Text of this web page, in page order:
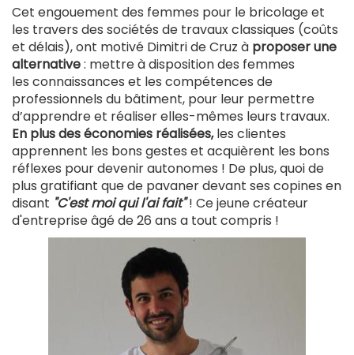
Cet engouement des femmes pour le bricolage et
les travers des sociétés de travaux classiques (coûts
et délais), ont motivé Dimitri de Cruz à proposer une
alternative: mettre à disposition des femmes
les connaissances et les compétences de
professionnels du bâtiment, pour leur permettre
d’apprendre et réaliser elles-mêmes leurs travaux.
En plus des économies réalisées,les clientes
apprennent les bons gestes et acquièrent les bons
réflexes pour devenir autonomes ! De plus, quoi de
plus gratifiant que de pavaner devant ses copines en
disant "C'est moi qui l'ai fait"! Ce jeune créateur
d'entreprise âgé de 26 ans a tout compris !